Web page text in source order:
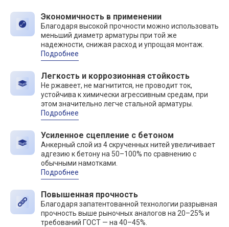
Экономичность в применении
Благодаря высокой прочности можно использовать
меньший диаметр арматуры при той же
надежности, снижая расход и упрощая монтаж.
Подробнее
Легкость и коррозионная стойкость
Не ржавеет, не магнитится, не проводит ток,
устойчива к химически агрессивным средам, при
этом значительно легче стальной арматуры.
Подробнее
Усиленное сцепление с бетоном
Анкерный слой из 4 скрученных нитей увеличивает
адгезию к бетону на 50–100% по сравнению с
обычными намотками.
Подробнее
Повышенная прочность
Благодаря запатентованной технологии разрывная
прочность выше рыночных аналогов на 20–25% и
требований ГОСТ — на 40–45%.